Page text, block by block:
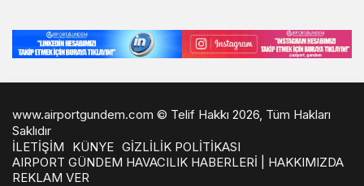
www.airportgundem.com © Telif Hakkı 2026, Tüm Hakları
Saklıdır
İLETİŞİM
KÜNYE GİZLİLİK POLİTİKASI
AIRPORT GÜNDEM HAVACILIK HABERLERİ | HAKKIMIZDA
REKLAM VER